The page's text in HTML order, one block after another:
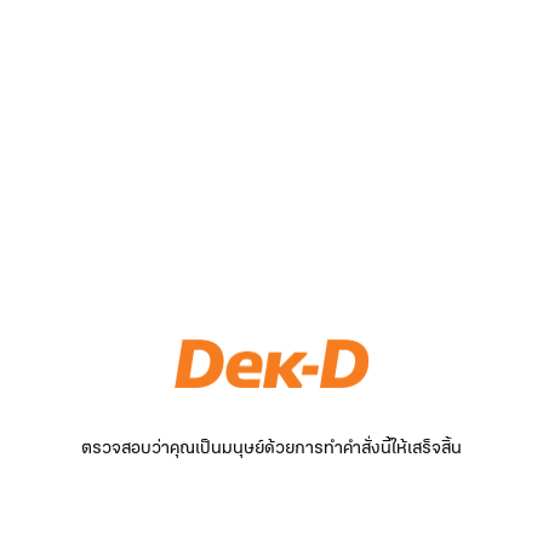
ตรวจสอบว่าคุณเป็นมนุษย์ด้วยการทำคำสั่งนี้ให้เสร็จสิ้น